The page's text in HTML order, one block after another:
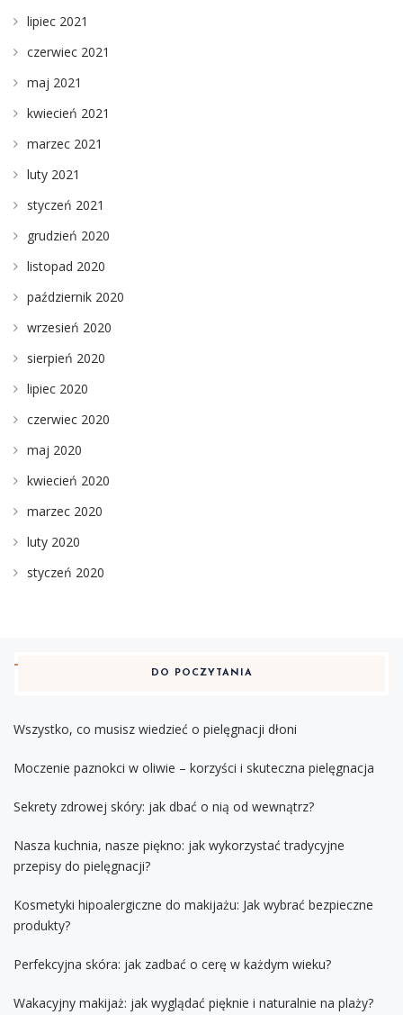
lipiec 2021
czerwiec 2021
maj 2021
kwiecień 2021
marzec 2021
luty 2021
styczeń 2021
grudzień 2020
listopad 2020
październik 2020
wrzesień 2020
sierpień 2020
lipiec 2020
czerwiec 2020
maj 2020
kwiecień 2020
marzec 2020
luty 2020
styczeń 2020
DO POCZYTANIA
Wszystko, co musisz wiedzieć o pielęgnacji dłoni
Moczenie paznokci w oliwie – korzyści i skuteczna pielęgnacja
Sekrety zdrowej skóry: jak dbać o nią od wewnątrz?
Nasza kuchnia, nasze piękno: jak wykorzystać tradycyjne
przepisy do pielęgnacji?
Kosmetyki hipoalergiczne do makijażu: Jak wybrać bezpieczne
produkty?
Perfekcyjna skóra: jak zadbać o cerę w każdym wieku?
Wakacyjny makijaż: jak wyglądać pięknie i naturalnie na plaży?